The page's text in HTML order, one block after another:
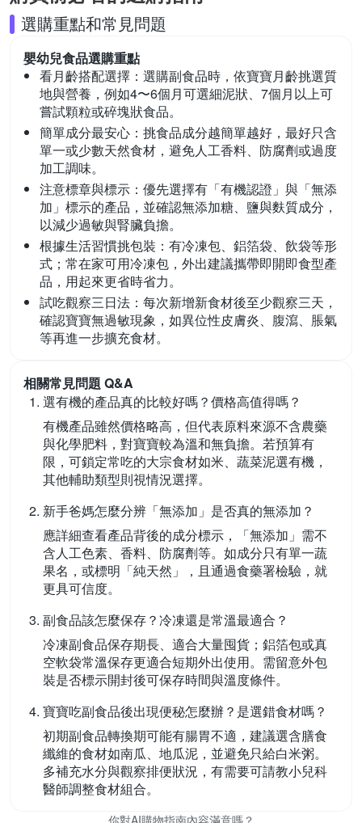
選購重點和常見問題
嬰幼兒食品選購重點
看月齡搭配選擇： 選購副食品時，依寶寶月齡挑選質
地與營養，例如4〜6個月可選細泥狀、7個月以上可
嘗試顆粒或碎塊狀食品。
簡單成分最安心： 挑食品成分越簡單越好，最好只含
單一或少數天然食材，避免人工香料、防腐劑或過度
加工調味。
注意標章與標示： 優先選擇有「有機認證」與「無添
加」標示的產品，並確認無添加糖、鹽與麩質成分，
以減少過敏與腎臟負擔。
根據生活習慣挑包裝： 有冷凍包、鋁箔袋、飲袋等形
式；常在家可用冷凍包，外出建議攜帶即開即食型產
品，用起來更省時省力。
試吃觀察三日法： 每次新增新食材後至少觀察三天，
確認寶寶無過敏現象，如異位性皮膚炎、腹瀉、脹氣
等再進一步擴充食材。
相關常見問題 Q&A
選有機的產品真的比較好嗎？價格高值得嗎？
有機產品雖然價格略高，但代表原料來源不含農藥
與化學肥料，對寶寶較為溫和無負擔。若預算有
限，可鎖定常吃的大宗食材如米、蔬菜泥選有機，
其他輔助類型則視情況選擇。
新手爸媽怎麼分辨「無添加」是否真的無添加？
應詳細查看產品背後的成分標示，「無添加」需不
含人工色素、香料、防腐劑等。如成分只有單一蔬
果名，或標明「純天然」，且通過食藥署檢驗，就
更具可信度。
副食品該怎麼保存？冷凍還是常溫最適合？
冷凍副食品保存期長、適合大量囤貨；鋁箔包或真
空軟袋常溫保存更適合短期外出使用。需留意外包
裝是否標示開封後可保存時間與溫度條件。
寶寶吃副食品後出現便秘怎麼辦？是選錯食材嗎？
初期副食品轉換期可能有腸胃不適，建議選含膳食
纖維的食材如南瓜、地瓜泥，並避免只給白米粥。
多補充水分與觀察排便狀況，有需要可請教小兒科
醫師調整食材組合。